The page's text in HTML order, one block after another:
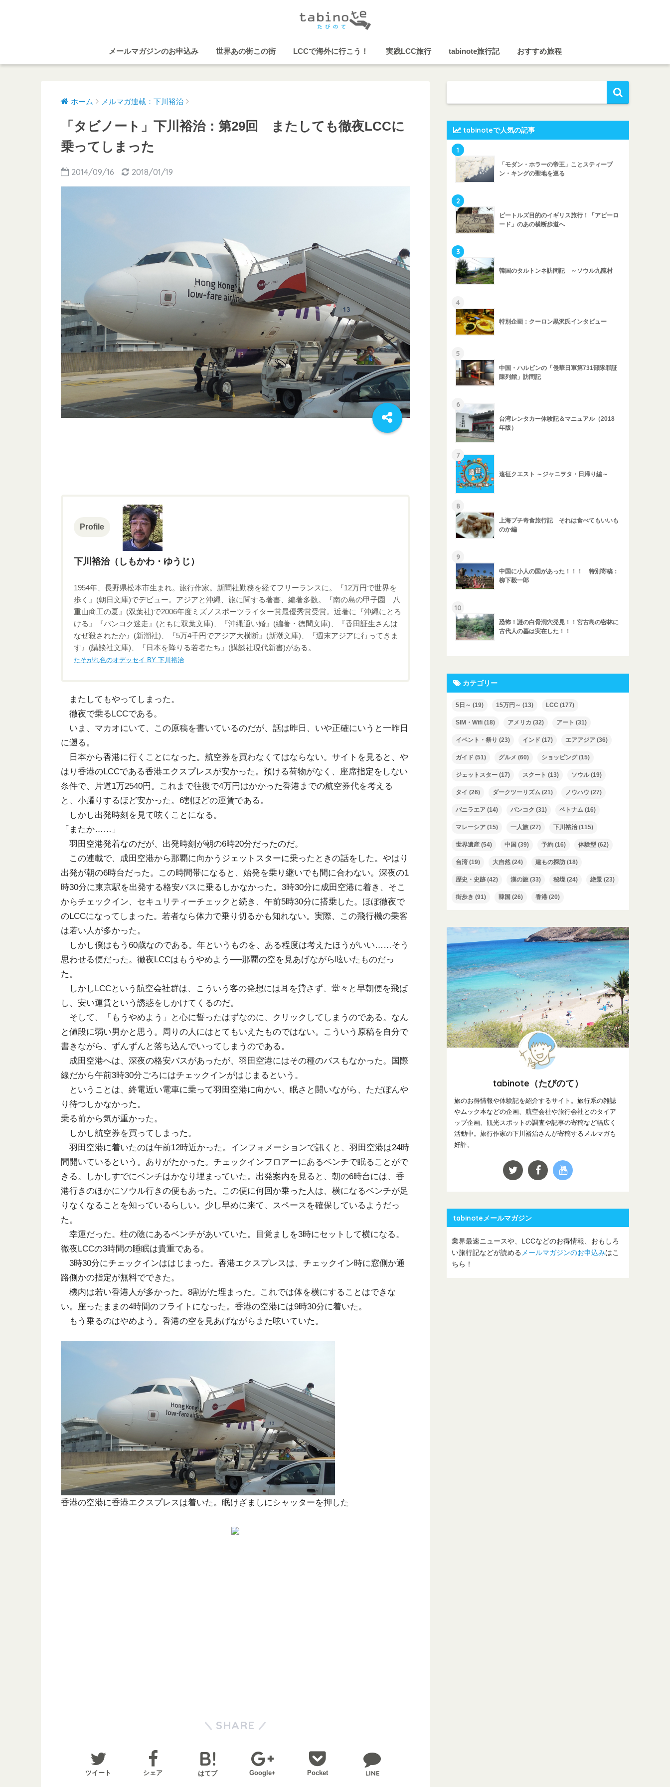
メールマガジンのお申込み 世界あの街この街 LCCで海外に行こう！ 実践LCC旅行 tabinote旅行記 おすすめ旅程
ホーム メルマガ連載：下川裕治
「タビノート」下川裕治：第29回 またしても徹夜LCCに
乗ってしまった
2014/09/16 2018/01/19
Profile
下川裕治（しもかわ・ゆうじ）
1954年、長野県松本市生まれ。旅行作家。新聞社勤務を経てフリーランスに。『12万円で世界を
歩く』(朝日文庫)でデビュー。アジアと沖縄、旅に関する著書、編著多数。『南の島の甲子園 八
重山商工の夏』(双葉社)で2006年度ミズノスポーツライター賞最優秀賞受賞。近著に『沖縄にとろ
ける』『バンコク迷走』(ともに双葉文庫)、『沖縄通い婚』(編著・徳間文庫)、『香田証生さんは
なぜ殺されたか』(新潮社)、『5万4千円でアジア大横断』(新潮文庫)、『週末アジアに行ってきま
す』(講談社文庫)、『日本を降りる若者たち』(講談社現代新書)がある。
たそがれ色のオデッセイ BY 下川裕治
またしてもやってしまった。
徹夜で乗るLCCである。
いま、マカオにいて、この原稿を書いているのだが、話は昨日、いや正確にいうと一昨日
に遡る。
日本から香港に行くことになった。航空券を買わなくてはならない。サイトを見ると、や
はり香港のLCCである香港エクスプレスが安かった。預ける荷物がなく、座席指定をしない
条件で、片道1万2540円。これまで往復で4万円はかかった香港までの航空券代を考える
と、小躍りするほど安かった。6割ほどの運賃である。
しかし出発時刻を見て呟くことになる。
「またか……」
羽田空港発着なのだが、出発時刻が朝の6時20分だったのだ。
この連載で、成田空港から那覇に向かうジェットスターに乗ったときの話をした。やはり
出発が朝の6時台だった。この時間帯になると、始発を乗り継いでも間に合わない。深夜の1
時30分に東京駅を出発する格安バスに乗るしかなかった。3時30分に成田空港に着き、そこ
からチェックイン、セキュリティーチェックと続き、午前5時30分に搭乗した。ほぼ徹夜で
のLCCになってしまった。若者なら体力で乗り切るかも知れない。実際、この飛行機の乗客
は若い人が多かった。
しかし僕はもう60歳なのである。年というものを、ある程度は考えたほうがいい……そう
思わせる便だった。徹夜LCCはもうやめよう──那覇の空を見あげながら呟いたものだっ
た。
しかしLCCという航空会社群は、こういう客の発想には耳を貸さず、堂々と早朝便を飛ば
し、安い運賃という誘惑をしかけてくるのだ。
そして、「もうやめよう」と心に誓ったはずなのに、クリックしてしまうのである。なん
と値段に弱い男かと思う。周りの人にはとてもいえたものではない。こういう原稿を自分で
書きながら、ずんずんと落ち込んでいってしまうのである。
成田空港へは、深夜の格安バスがあったが、羽田空港にはその種のバスもなかった。国際
線だから午前3時30分ごろにはチェックインがはじまるという。
ということは、終電近い電車に乗って羽田空港に向かい、眠さと闘いながら、ただぼんや
り待つしかなかった。
乗る前から気が重かった。
しかし航空券を買ってしまった。
羽田空港に着いたのは午前12時近かった。インフォメーションで訊くと、羽田空港は24時
間開いているという。ありがたかった。チェックインフロアーにあるベンチで眠ることがで
きる。しかしすでにベンチはかなり埋まっていた。出発案内を見ると、朝の6時台には、香
港行きのほかにソウル行きの便もあった。この便に何回か乗った人は、横になるベンチが足
りなくなることを知っているらしい。少し早めに来て、スペースを確保しているようだっ
た。
幸運だった。柱の陰にあるベンチがあいていた。目覚ましを3時にセットして横になる。
徹夜LCCの3時間の睡眠は貴重である。
3時30分にチェックインははじまった。香港エクスプレスは、チェックイン時に窓側か通
路側かの指定が無料でできた。
機内は若い香港人が多かった。8割がた埋まった。これでは体を横にすることはできな
い。座ったままの4時間のフライトになった。香港の空港には9時30分に着いた。
もう乗るのはやめよう。香港の空を見あげながらまた呟いていた。
香港の空港に香港エクスプレスは着いた。眠けざましにシャッターを押した
SHARE
ツイート シェア はてブ Google+ Pocket LINE
tabinoteで人気の記事
1
「モダン・ホラーの帝王」ことスティーブ
ン・キングの聖地を巡る
2
ビートルズ目的のイギリス旅行！「アビーロ
ード」のあの横断歩道へ
3
韓国のタルトンネ訪問記 ～ソウル九龍村
4
特別企画：クーロン黒沢氏インタビュー
5
中国・ハルビンの「侵華日軍第731部隊罪証
陳列館」訪問記
6
台湾レンタカー体験記＆マニュアル（2018
年版）
7
遠征クエスト ～ジャニヲタ・日帰り編～
8
上海プチ奇食旅行記 それは食べてもいいも
のか編
9
中国に小人の国があった！！！ 特別寄稿：
柳下毅一郎
10
恐怖！謎の白骨洞穴発見！！宮古島の密林に
古代人の墓は実在した！！
カテゴリー
5日～ (19) 15万円～ (13) LCC (177)
SIM・Wifi (18) アメリカ (32) アート (31)
イベント・祭り (23) インド (17) エアアジア (36)
ガイド (51) グルメ (60) ショッピング(15)
ジェットスター (17) スクート (13) ソウル(19)
タイ (26) ダークツーリズム (21) ノウハウ (27)
バニラエア (14) バンコク (31) ベトナム (16)
マレーシア (15) 一人旅 (27) 下川裕治(115)
世界遺産 (54) 中国 (39) 予約 (16) 体験型 (62)
台湾 (19) 大自然 (24) 建もの探訪 (18)
歴史・史跡 (42) 漢の旅 (33) 秘境 (24) 絶景 (23)
街歩き (91) 韓国 (26) 香港 (20)
tabinote（たびのて）
旅のお得情報や体験記を紹介するサイト。旅行系の雑誌
やムック本などの企画、航空会社や旅行会社とのタイア
ップ企画、観光スポットの調査や記事の寄稿など幅広く
活動中。旅行作家の下川裕治さんが寄稿するメルマガも
好評。
tabinoteメールマガジン
業界最速ニュースや、LCCなどのお得情報、おもしろ
い旅行記などが読める メールマガジンのお申込みはこ
ちら！